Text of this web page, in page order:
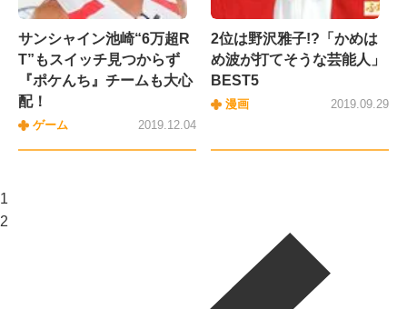
サンシャイン池崎“6万超R
T”もスイッチ見つからず
『ポケんち』チームも大心
配！
ゲーム 2019.12.04
2位は野沢雅子!?「かめは
め波が打てそうな芸能人」
BEST5
漫画 2019.09.29
1
2